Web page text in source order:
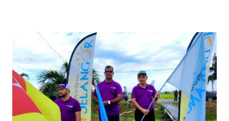
daerah Kepri, Era kepimpinan BJ Habibie, Kota Pemerintahan ,
Khazanah Melayu sehingga Era Batam Sekarang. Museum ini di
beri nama Raja Ali Haji yang merupakan Pahlawan Nasional
Kepulauan Riau . Beliau merupakan ulamak, sejarahwan dan
Pujangga berketurunan Melayu Bugis. Raja Ali Haji Lahir di
Selangor, Malaysia pada tahun 1808 dan meninggal dunia pada